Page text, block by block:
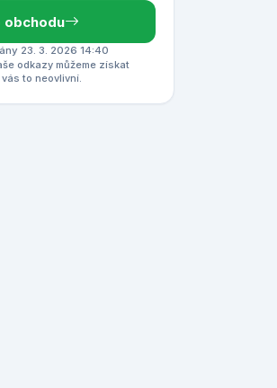
obchodu
23. 3. 2026 14:40
odkazy můžeme získat
to neovlivní.